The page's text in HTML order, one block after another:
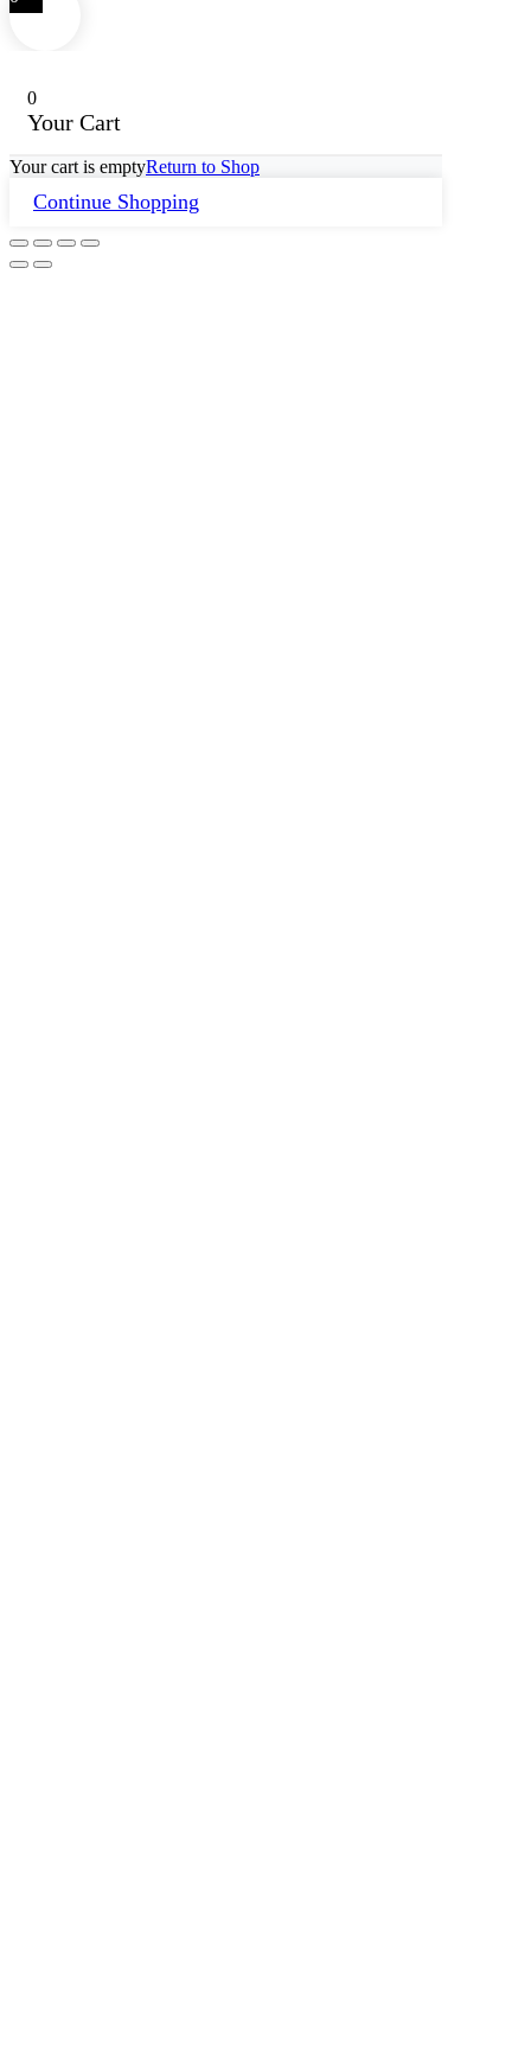
0
Your Cart
Your cart is emptyReturn to Shop
Continue Shopping